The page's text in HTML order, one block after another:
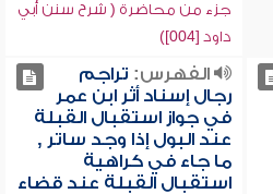
جزء من محاضرة ( شرح سنن أبي
داود [004])
الفهرس: تراجم
رجال إسناد أثر ابن عمر
في جواز استقبال القبلة
عند البول إذا وجد ساتر ,
ما جاء في كراهية
استقبال القبلة عند قضاء